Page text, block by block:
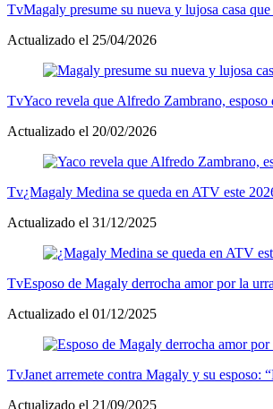
TvMagaly presume su nueva y lujosa casa
Actualizado el 25/04/2026
TvYaco revela que Alfredo Zambrano, esposo
Actualizado el 20/02/2026
Tv¿Magaly Medina se queda en ATV este
Actualizado el 31/12/2025
TvEsposo de Magaly derrocha amor por la
Actualizado el 01/12/2025
TvJanet arremete contra Magaly y su esposo:
Actualizado el 21/09/2025